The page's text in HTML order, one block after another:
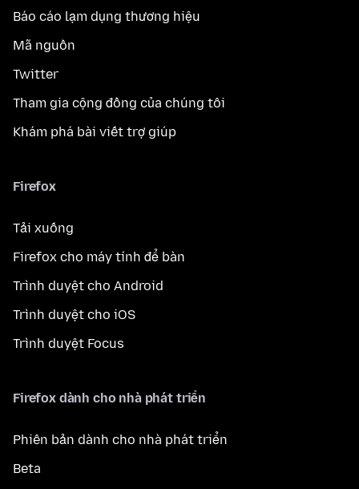
Báo cáo lạm dụng thương hiệu
Mã nguồn
Twitter
Tham gia cộng đồng của chúng tôi
Khám phá bài viết trợ giúp
Firefox
Tải xuống
Firefox cho máy tính để bàn
Trình duyệt cho Android
Trình duyệt cho iOS
Trình duyệt Focus
Firefox dành cho nhà phát triển
Phiên bản dành cho nhà phát triển
Beta